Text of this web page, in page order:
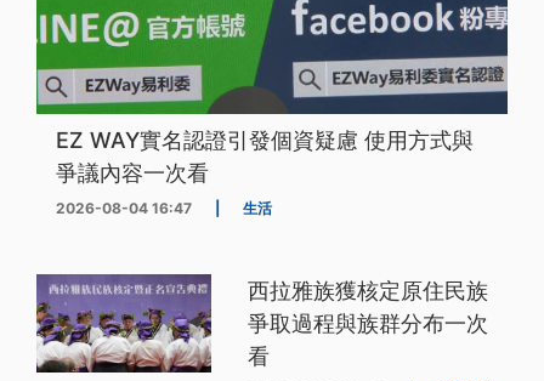
EZ WAY實名認證引發個資疑慮 使用方式與
爭議內容一次看
2026-08-04 16:47 生活
西拉雅族獲核定原住民族
爭取過程與族群分布一次
看